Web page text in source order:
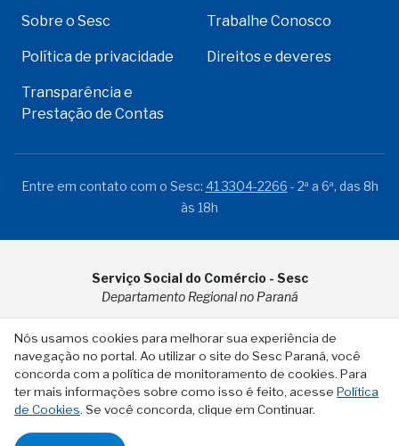
Nós usamos cookies para melhorar sua experiência de
navegação no portal. Ao utilizar o site do Sesc Paraná, você
concorda com a política de monitoramento de cookies. Para
ter mais informações sobre como isso é feito, acesse Política
de Cookies. Se você concorda, clique em Continuar.
Sobre o Sesc Trabalhe Conosco
Política de privacidade Direitos e deveres
Transparência e
Prestação de Contas
Entre em contato com o Sesc: 41 3304-2266 - 2ª a 6ª, das 8h
às 18h
Serviço Social do Comércio - Sesc
Departamento Regional no Paraná
Rua Visconde do Rio Branco, 931 - CEP 80.410-001 - Curitiba -
PR